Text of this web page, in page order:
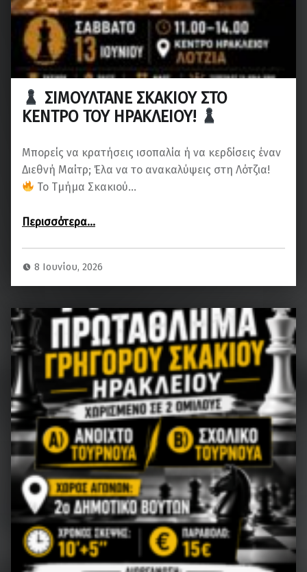
ΣΙΜΟΥΛΤΑΝΕ ΣΚΑΚΙΟΥ ΣΤΟ
ΚΕΝΤΡΟ ΤΟΥ ΗΡΑΚΛΕΙΟΥ!
Μπορείς να κρατήσεις ισοπαλία ή να κερδίσεις έναν
Διεθνή Μαίτρ; Έλα να το ανακαλύψεις στη Λότζια!
Το Τμήμα Σκακιού…
ΠερισσότεραΣΙΜΟΥΛΤΑΝΕ ΣΚΑΚΙΟΥ ΣΤΟ ΚΕΝΤΡΟ ΤΟΥ ΗΡΑΚΛΕΙΟΥ!
…
8 Ιουνίου, 2026